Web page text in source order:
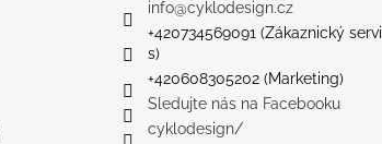
info@cyklodesign.cz
+420734569091 (Zákaznický servi
s)
+420608305202 (Marketing)
Sledujte nás na Facebooku
cyklodesign/